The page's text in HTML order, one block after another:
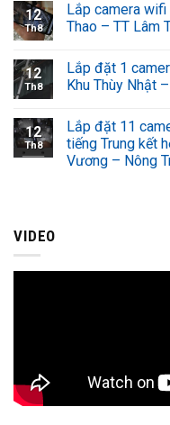
12
Th8
Lắp camera
Thao – TT Lâm
12
Th8
Lắp đặt 1
Khu Thùy Nhật
12
Th8
Lắp đặt 11
tiếng Trung kết
Vương – Nông
VIDEO